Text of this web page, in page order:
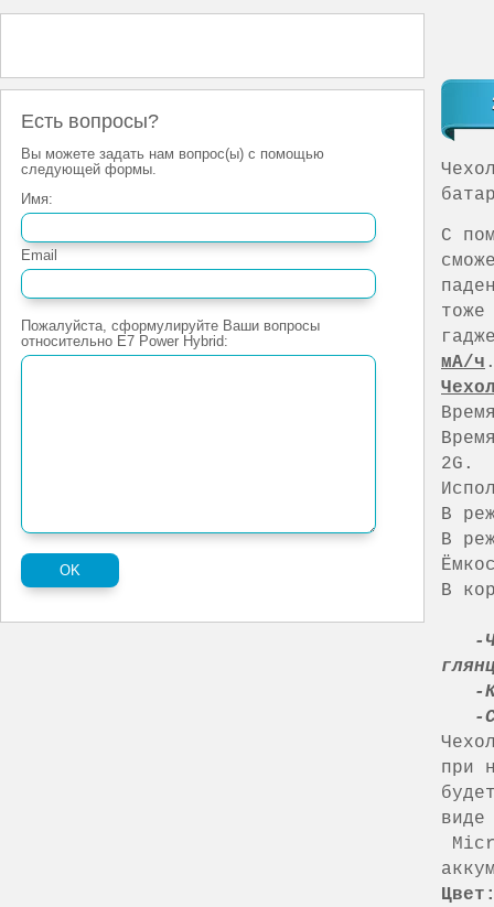
Есть вопросы?
Вы можете задать нам вопрос(ы) с помощью
следующей формы.
Имя:
Email
Пожалуйста, сформулируйте Ваши вопросы
относительно E7 Power Hybrid:
С
тоже
мА/ч
2G.
В
В
В
-
-
-
при